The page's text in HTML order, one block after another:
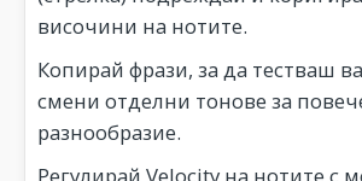
височини на нотите.
Копирай фрази, за да тестваш
смени отделни тонове за
разнообразие.